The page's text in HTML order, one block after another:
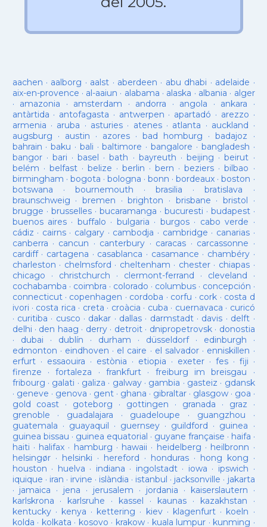
aachen · aalborg · aalst · aberdeen · abu dhabi · adelaide ·
aix-en-provence · al-aaiun · alabama · alaska · albania · alger
· amazonia · amsterdam · andorra · angola · ankara ·
antàrtida · antofagasta · antwerpen · apartadó · arezzo ·
armenia · aruba · asturies· atenes· atlanta · auckland ·
augsburg · austin · azores·bad homburg ·badajoz ·
bahrain ·baku · bali ·baltimore ·bangalore · bangladesh ·
bangor· bari ·basel ·bath · bayreuth ·beijing ·beirut ·
belém · belfast· belize · berlin ·bern ·beziers ·bilbao ·
birmingham · bogota · bologna ·bonn ·bordeaux ·boston ·
botswana · bournemouth ·brasilia ·bratislava ·
braunschweig · bremen ·brighton · brisbane · bristol ·
brugge · brusselles· bucaramanga · bucuresti · budapest·
buenos aires· buffalo · bulgaria · burgos· cabo verde ·
cádiz · cairns· calgary · cambodja · cambridge · canarias·
canberra · cancun · canterbury · caracas · carcassonne ·
cardiff· cartagena · casablanca · casamance · chambéry·
charleston · chelmsford · cheltenham · chester· chiapas ·
chicago · christchurch · clermont-ferrand · cleveland ·
cochabamba · coimbra · colorado · columbus· concepción ·
connecticut· copenhagen · cordoba · corfu · cork · costa d
ivori · costa rica · creta · croàcia · cuba · cuernavaca · curicó
· curitiba · cusco · dakar · dallas · darmstadt· davis · delft ·
delhi · den haag · derry· detroit· dnipropetrovsk· donostia
· dubai · dublín · durham · düsseldorf· edinburgh ·
edmonton · eindhoven · el caire · el salvador · enniskillen ·
erfurt· essaouira · estònia · etiopia · exeter· fes· fiji ·
firenze ·fortaleza · frankfurt· freiburg im breisgau ·
fribourg · galati · galiza · galway· gambia · gasteiz · gdansk
· geneve · genova · gent· ghana · gibraltar· glasgow· goa ·
gold coast · goteborg · gottingen · granada · graz ·
grenoble · guadalajara · guadeloupe · guangzhou ·
guatemala · guayaquil · guernsey· guildford · guinea ·
guinea bissau · guinea equatorial · guyane française · haifa ·
haiti · halifax · hamburg · hawaii · heidelberg · heilbronn ·
helsingør· helsinki · hereford · honduras· hong kong ·
houston · huelva · indiana · ingolstadt· iowa · ipswich ·
iquique · iran · irvine · islàndia · istanbul · jacksonville · jakarta
· jamaica · jena · jerusalem · jordania · kaiserslautern ·
karlskrona · karlsruhe · kassel · kaunas· kazakhstan ·
kentucky· kenya · kettering · kiev· klagenfurt · koeln ·
kolda · kolkata · kosovo · krakow· kuala lumpur · kunming ·